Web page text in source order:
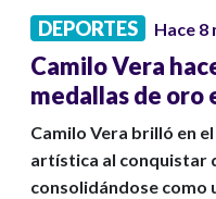
DEPORTES Hace 8
Camilo Vera
medallas de oro
Camilo Vera brilló en
artística al conquistar
consolidándose como